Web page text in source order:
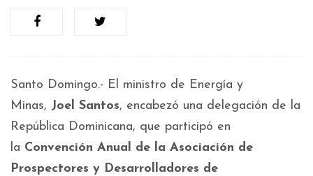
Santo Domingo.- El ministro de Energía y
Minas, Joel Santos, encabezó una delegación de la
República Dominicana, que participó en
la Convención Anual de la Asociación de
Prospectores y Desarrolladores de